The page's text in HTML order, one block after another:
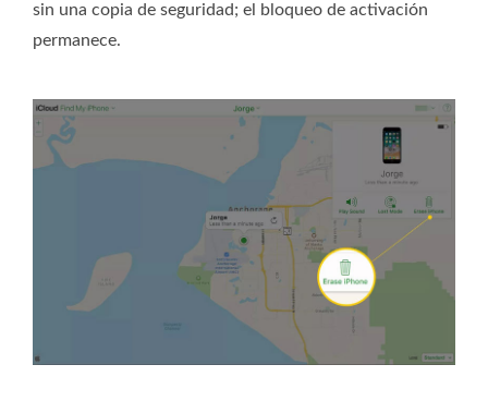
sin una copia de seguridad; el bloqueo de activación
permanece.